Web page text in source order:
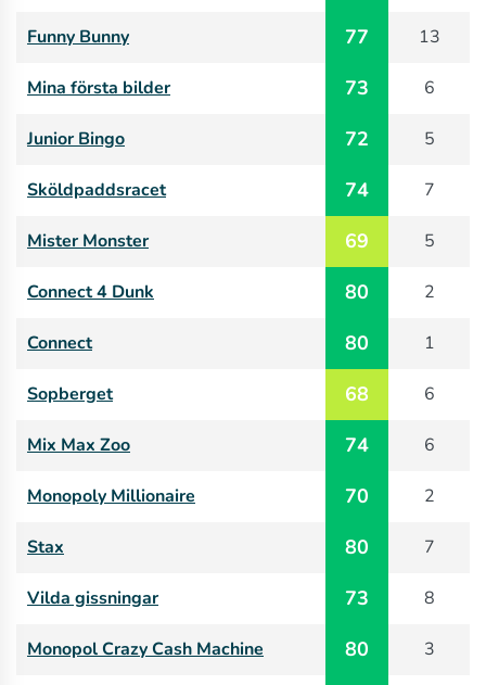
Funny Bunny 77 13
Mina första bilder 73 6
Junior Bingo 72 5
Sköldpaddsracet 74 7
Mister Monster 69 5
Connect 4 Dunk 80 2
Connect 80 1
Sopberget 68 6
Mix Max Zoo 74 6
Monopoly Millionaire 70 2
Stax 80 7
Vilda gissningar 73 8
Monopol Crazy Cash Machine 80 3